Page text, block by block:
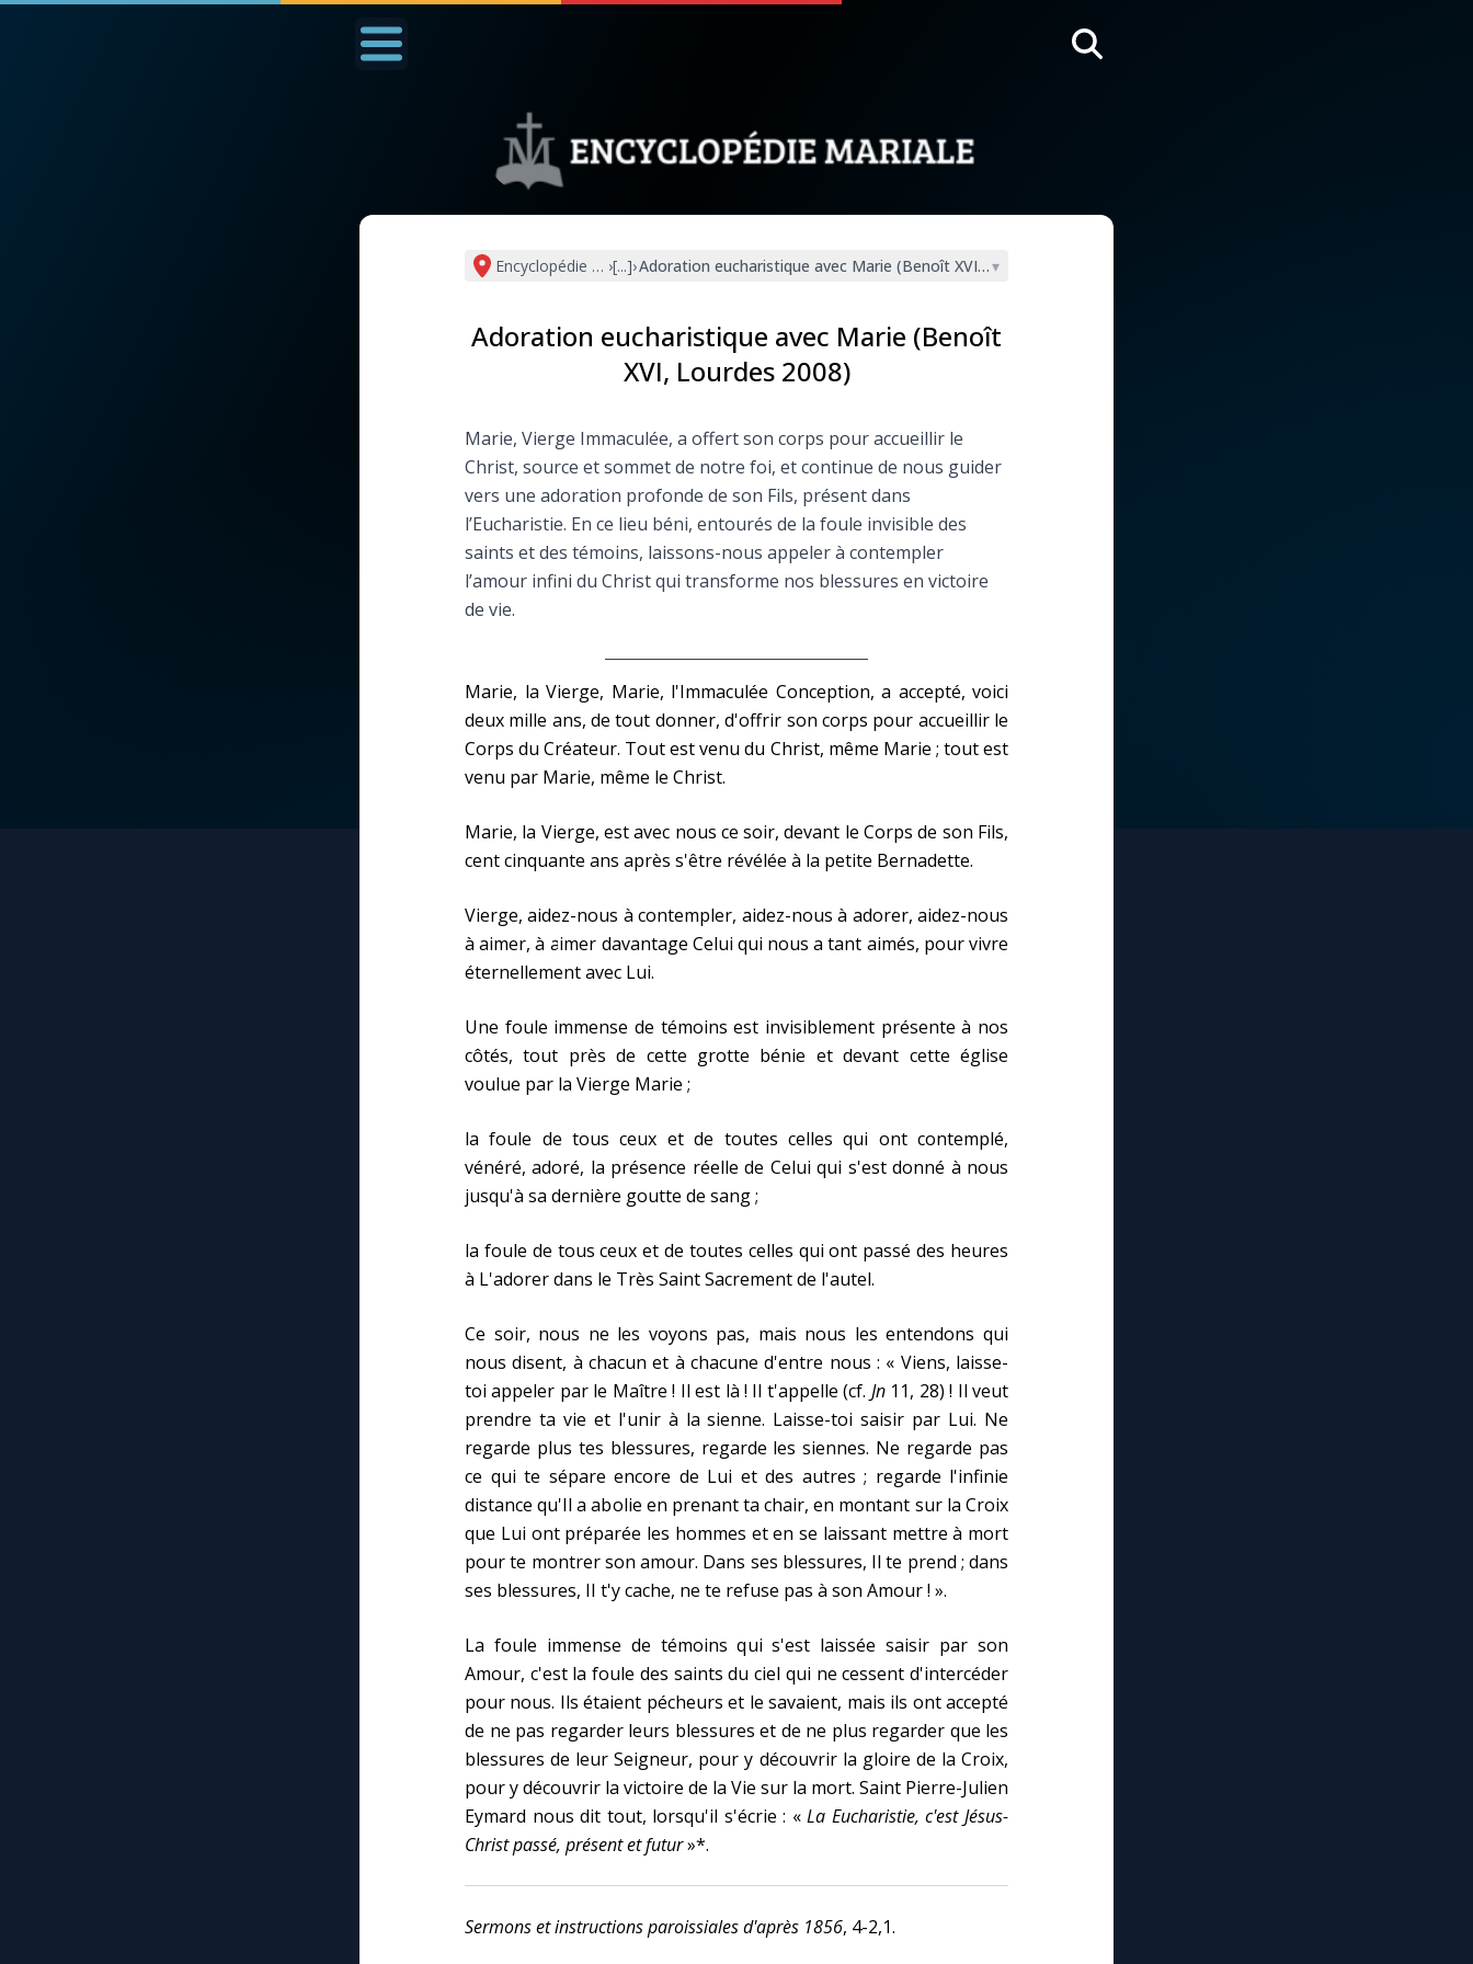
Nous soutenir À propos Facebook Infos légales
Prier au quotidien
Les premiers samedis
Marie qui défait les
Me consacrer à Jésus
Mes intentions de
◼︎À la une
Chapelet pour le monde
Contact
Faire un don
Marie de Nazareth
Encyclopédie mariale
›[...]›Adoration eucharistique avec Marie (Benoît XVI, Lourdes 2008)
▾
Adoration eucharistique avec Marie (Benoît
XVI, Lourdes 2008)
Marie, Vierge Immaculée, a offert son corps pour accueillir le
Christ, source et sommet de notre foi, et continue de nous guider
vers une adoration profonde de son Fils, présent dans
l’Eucharistie. En ce lieu béni, entourés de la foule invisible des
saints et des témoins, laissons-nous appeler à contempler
l’amour infini du Christ qui transforme nos blessures en victoire
de vie.
Marie, la Vierge, Marie, l'Immaculée Conception, a accepté, voici
deux mille ans, de tout donner, d'offrir son corps pour accueillir le
Corps du Créateur. Tout est venu du Christ, même Marie ; tout est
venu par Marie, même le Christ.
Marie, la Vierge, est avec nous ce soir, devant le Corps de son Fils,
cent cinquante ans après s'être révélée à la petite Bernadette.
Vierge, aidez-nous à contempler, aidez-nous à adorer, aidez-nous
à aimer, à aimer davantage Celui qui nous a tant aimés, pour vivre
éternellement avec Lui.
Une foule immense de témoins est invisiblement présente à nos
côtés, tout près de cette grotte bénie et devant cette église
voulue par la Vierge Marie ;
la foule de tous ceux et de toutes celles qui ont contemplé,
vénéré, adoré, la présence réelle de Celui qui s'est donné à nous
jusqu'à sa dernière goutte de sang ;
la foule de tous ceux et de toutes celles qui ont passé des heures
à L'adorer dans le Très Saint Sacrement de l'autel.
Ce soir, nous ne les voyons pas, mais nous les entendons qui
nous disent, à chacun et à chacune d'entre nous : « Viens, laisse-
toi appeler par le Maître ! Il est là ! Il t'appelle (cf. Jn11, 28) ! Il veut
prendre ta vie et l'unir à la sienne. Laisse-toi saisir par Lui. Ne
regarde plus tes blessures, regarde les siennes. Ne regarde pas
ce qui te sépare encore de Lui et des autres ; regarde l'infinie
distance qu'Il a abolie en prenant ta chair, en montant sur la Croix
que Lui ont préparée les hommes et en se laissant mettre à mort
pour te montrer son amour. Dans ses blessures, Il te prend ; dans
ses blessures, II t'y cache, ne te refuse pas à son Amour ! ».
La foule immense de témoins qui s'est laissée saisir par son
Amour, c'est la foule des saints du ciel qui ne cessent d'intercéder
pour nous. Ils étaient pécheurs et le savaient, mais ils ont accepté
de ne pas regarder leurs blessures et de ne plus regarder que les
blessures de leur Seigneur, pour y découvrir la gloire de la Croix,
pour y découvrir la victoire de la Vie sur la mort. Saint Pierre-Julien
Eymard nous dit tout, lorsqu'il s'écrie : «La Eucharistie, c'est Jésus-
Christ passé, présent et futur»*.
Sermons et instructions paroissiales d'après 1856, 4-2,1.